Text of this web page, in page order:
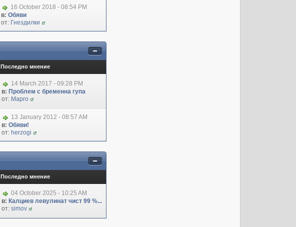
16 October 2018 - 08:54 PM
в: Обяви
от: Гнездилки
Последно мнение
14 March 2017 - 09:28 PM
в: Проблем с бременна гупа
от: Марго
13 January 2012 - 08:57 AM
в: Обяви!
от: herzogi
Последно мнение
04 October 2025 - 10:25 AM
в: Калциев левулинат чист 99 %...
от: simov